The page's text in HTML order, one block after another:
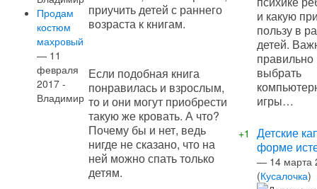
Продам
костюм
махровый
— 11
февраля
2017 -
Владимир
приучить детей с раннего
возраста к книгам.
Если подобная книга
понравилась и взрослым,
то и они могут приобрести
такую же кровать. А что?
Почему бы и нет, ведь
нигде не сказано, что на
ней можно спать только
детям.
и какую
пользу в
детей.
правильно
выбрать
игры…
+1
Детские
форме
— 14 марта
(Кусалочка)